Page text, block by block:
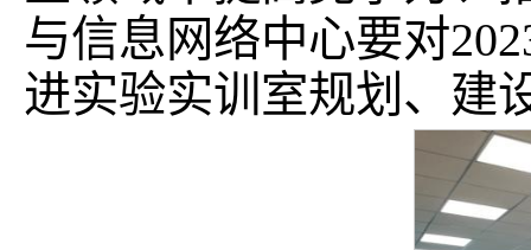
与信息网络中心要对
进实验实训室规划、建